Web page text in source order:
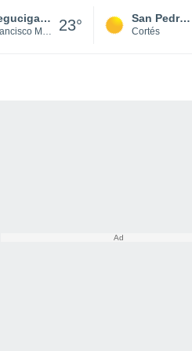
Tegucigalpa
Francisco Morazán 23° San Pedro Sula
Cortés